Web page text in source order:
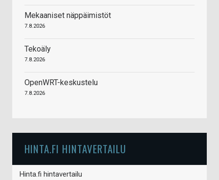
Mekaaniset näppäimistöt
7.8.2026
Tekoäly
7.8.2026
OpenWRT-keskustelu
7.8.2026
HINTA.FI HINTAVERTAILU
Hinta.fi hintavertailu